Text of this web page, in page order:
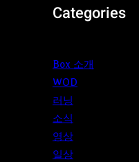
Categories
Box 소개
WOD
러닝
소식
영상
일상